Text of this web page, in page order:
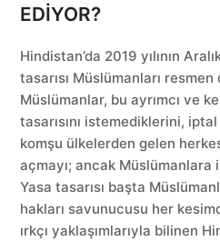
EDİYOR?
Hindistan’da 2019 yılının
tasarısı Müslümanları
Müslümanlar, bu ayrımcı ve
tasarısını istemediklerini,
komşu ülkelerden gelen
açmayı; ancak Müslümanlara
Yasa tasarısı başta
hakları savunucusu her
ırkçı yaklaşımlarıyla bilinen